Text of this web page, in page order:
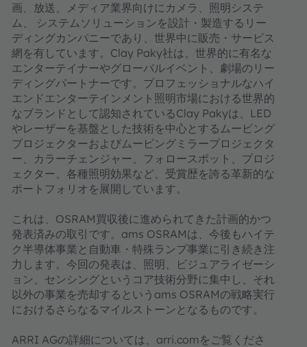
画、放送、メディア業界向けにカメラ、照明システ
ム、 システムソリューションを設計・製造するリー
ディングカンパニーであり、世界中に販売・サービス
網を有しています。Clay Paky社は、世界的に有名な
エンターテイナーやグローバルイベント、劇場のリー
ディングパートナーです。プロフェッショナルなハイ
エンドエンターテインメント照明市場における世界的
なブランドとして認知されているClay Pakyは、LED
やレーザーを基盤とした技術を中心とするムービング
プロジェクターおよびムービングミラープロジェクタ
ー、カラーチェンジャー、フォロースポット、プロジ
ェクター、各種照明効果など、受賞歴を誇る革新的な
ポートフォリオを展開しています。
これは、OSRAM買収後に進められてきた計画的かつ
発表済みの取引です。ams OSRAMは、今後もハイテ
ク半導体事業と自動車・特殊ランプ事業に引き続き注
力します。今回の発表は、照明、ビジュアライゼーシ
ョン、センシングというコア技術分野に集中し、それ
以外の事業を売却するというams OSRAMの戦略実行
におけるさらなるマイルストーンとなるものです。
ARRI AGの詳細については、arri.comをご覧くださ